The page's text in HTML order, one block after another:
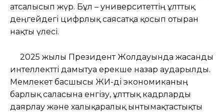
атсалысып жүр. Бұл – университеттің ұлттық
деңгейдегі цифрлық саясатқа қосып отырған
нақты үлесі.
2025 жылғы Президент Жолдауында жасанды
интеллектті дамытуға ерекше назар аударылды.
Мемлекет басшысы ЖИ-ді экономиканың
барлық саласына енгізу, ұлттық кадрларды
даярлау және халықаралық ынтымақтастықты